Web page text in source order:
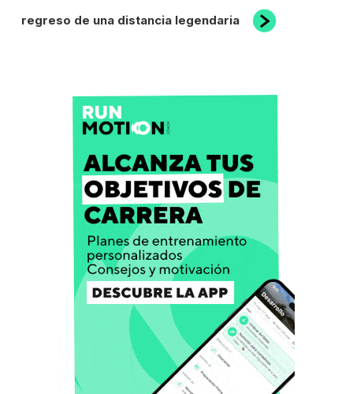
regreso de una distancia legendaria